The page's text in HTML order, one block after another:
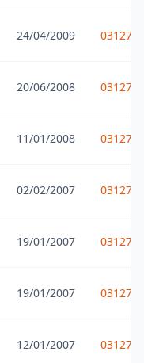
24/04/2009
20/06/2008
11/01/2008
02/02/2007
19/01/2007
19/01/2007
12/01/2007